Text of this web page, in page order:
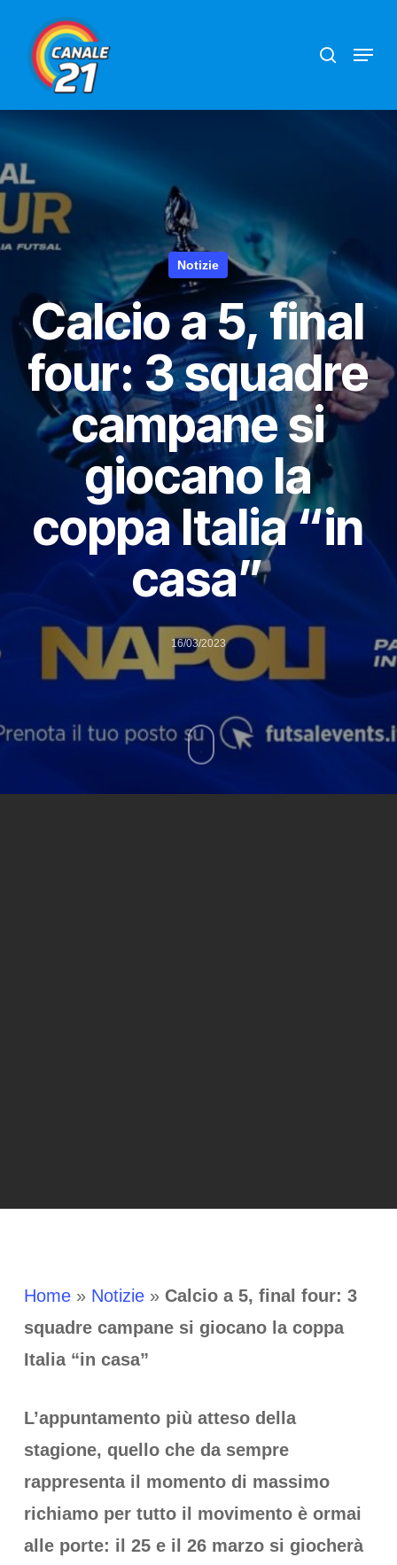
main
content
Menu
Notizie
Calcio a 5, final
four: 3 squadre
campane si
giocano la
coppa Italia “in
casa”
16/03/2023
Home» Notizie» Calcio a 5, final four: 3
squadre campane si giocano la coppa
Italia “in casa”
L’appuntamento più atteso della
stagione, quello che da sempre
rappresenta il momento di massimo
richiamo per tutto il movimento è ormai
alle porte: il 25 e il 26 marzo si giocherà